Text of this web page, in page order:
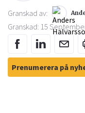
Granskad av:
Granskad: 15
Prenumerera på